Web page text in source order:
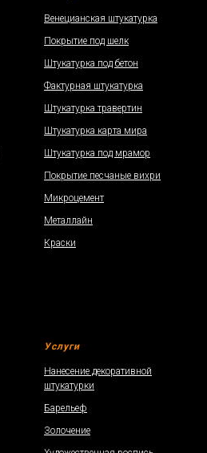
Венецианская штукатурка
Покрытие под шелк
Штукатурка под бетон
Фактурная штукатурка
Штукатурка травертин
Штукатурка карта мира
Штукатурка под мрамор
Покрытие песчаные вихри
Микроцемент
Металлайн
Краски
Услуги
Нанесение декоративной
штукатурки
Барельеф
Золочение